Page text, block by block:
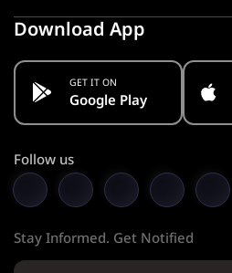
Download App
GET IT ON
Google Play
Follow us
Stay Informed. Get Notified